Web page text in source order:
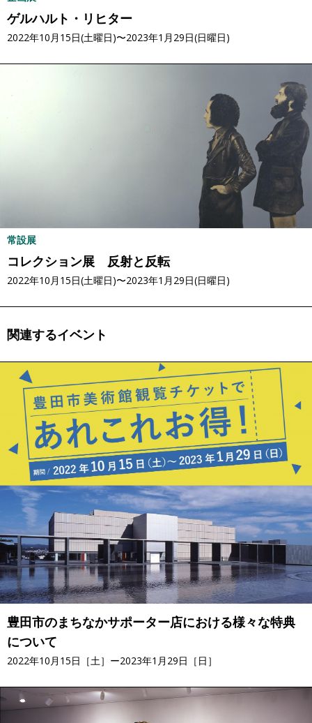
ゲルハルト・リヒター
2022年10月15日(土曜日)〜2023年1月29日(日曜日)
常設展
コレクション展 反射と反転
2022年10月15日(土曜日)〜2023年1月29日(日曜日)
関連するイベント
豊田市のまちなかサポーター店における様々な特典
について
2022年10月15日［土］ー2023年1月29日［日］